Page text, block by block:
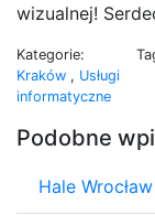
wizualnej!
Kategorie:
Kraków , Usługi
informatyczne
Podobne
Hale Wrocław